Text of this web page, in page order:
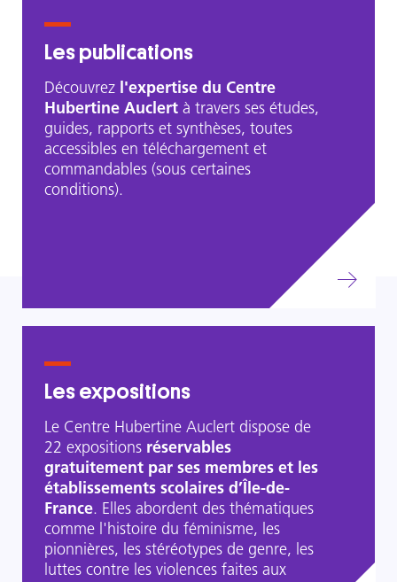
Les publications
Découvrez l'expertise du Centre
Hubertine Auclert à travers ses études,
guides, rapports et synthèses, toutes
accessibles en téléchargement et
commandables (sous certaines
conditions).
Les expositions
Le Centre Hubertine Auclert dispose de
22 expositions réservables
gratuitement par ses membres et les
établissements scolaires d’Île-de-
France. Elles abordent des thématiques
comme l'histoire du féminisme, les
pionnières, les stéréotypes de genre, les
luttes contre les violences faites aux